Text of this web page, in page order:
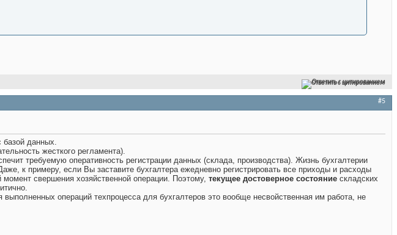
Ответить с цитированием
#5
базой данных.
жесткого регламента).
требуемую оперативность регистрации данных (склада, производства). Жизнь бухгалтерии
к примеру, если Вы заставите бухгалтера ежедневно регистрировать все приходы и расходы
свершения хозяйственной операции. Поэтому, текущее достоверное состояние складских
операций техпроцесса для бухгалтеров это вообще несвойственная им работа, не